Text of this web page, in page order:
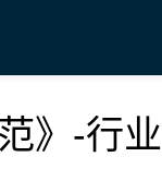
》-行业